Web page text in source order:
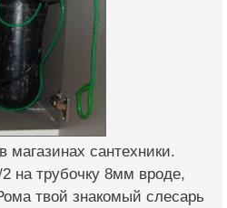
магазинах сантехники.
на трубочку 8мм вроде,
твой знакомый слесарь